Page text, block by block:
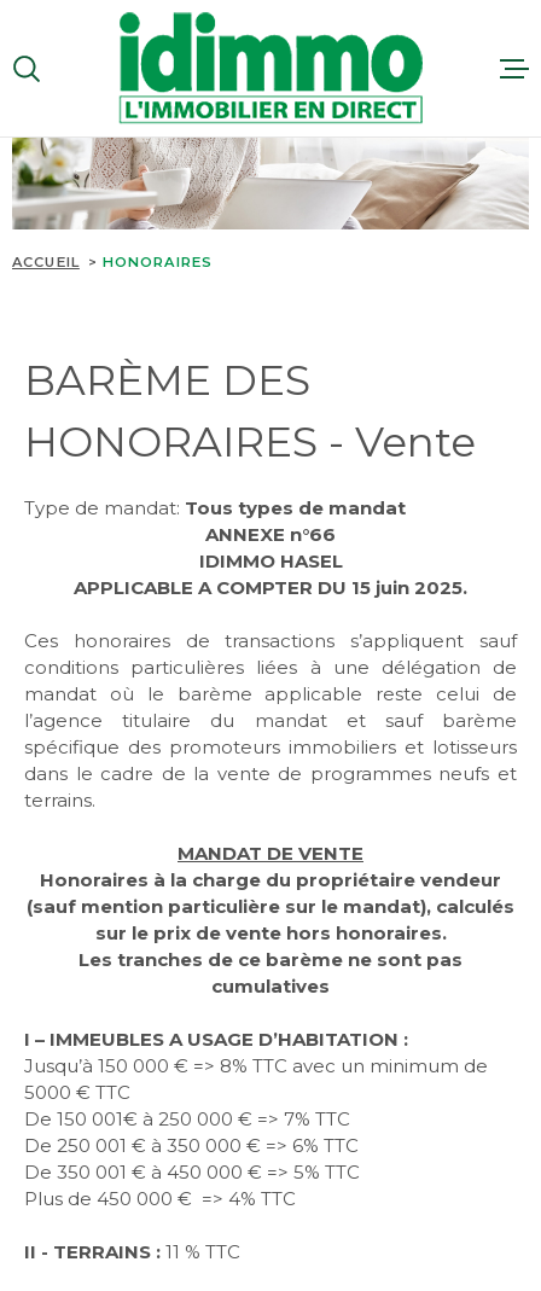
lamenu
contenu
VENTES
BIENS
ACCUEIL HONORAIRES
BARÈME DES
HONORAIRES - Vente
Type de mandat: Tous types de mandat
ANNEXE n°66
IDIMMO HASEL
APPLICABLE A COMPTER DU 15 juin 2025.
Ces honoraires de transactions s’appliquent sauf
conditions particulières liées à une délégation de
mandat où le barème applicable reste celui de
l’agence titulaire du mandat et sauf barème
spécifique des promoteurs immobiliers et lotisseurs
dans le cadre de la vente de programmes neufs et
terrains.
MANDAT DE VENTE
Honoraires à la charge du propriétaire vendeur
(sauf mention particulière sur le mandat), calculés
sur le prix de vente hors honoraires.
Les tranches de ce barème ne sont pas
cumulatives
I – IMMEUBLES A USAGE D’HABITATION :
Jusqu’à 150 000 € => 8% TTC avec un minimum de
5000 € TTC
De 150 001€ à 250 000 € => 7% TTC
De 250 001 € à 350 000 € => 6% TTC
De 350 001 € à 450 000 € => 5% TTC
Plus de 450 000 € => 4% TTC
II - TERRAINS : 11 % TTC
RECHERCHE
PAYS
PAYS
VILLE
Budget
BUDGET
RECHERCHER